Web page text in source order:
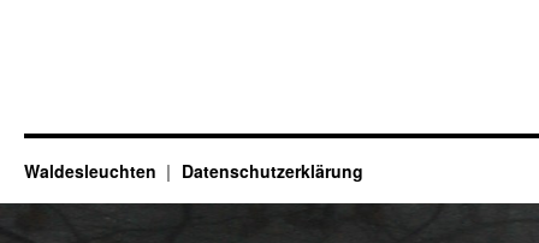
Waldesleuchten Datenschutzerklärung